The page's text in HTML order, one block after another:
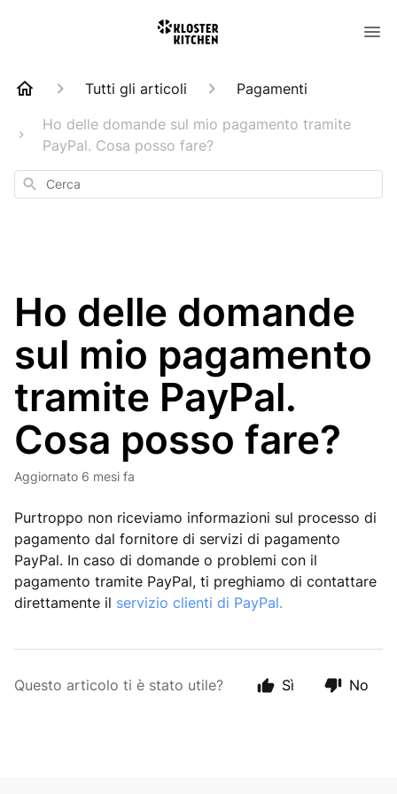
Tutti gli articoli
Pagamenti
Ho delle domande sul mio pagamento tramite
PayPal. Cosa posso fare?
Cerca
Ho delle domande
sul mio pagamento
tramite PayPal.
Cosa posso fare?
Aggiornato 6 mesi fa
Purtroppo non riceviamo informazioni sul processo di
pagamento dal fornitore di servizi di pagamento
PayPal. In caso di domande o problemi con il
pagamento tramite PayPal, ti preghiamo di contattare
direttamente il servizio clienti di PayPal.
Questo articolo ti è stato utile? Sì No